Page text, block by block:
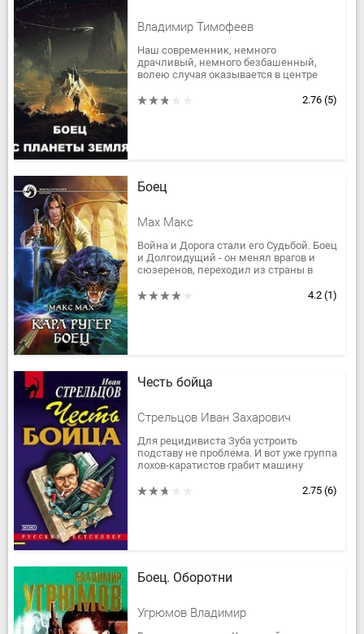
Владимир Тимофеев
Наш современник, немного
драчливый, немного безбашенный,
волею случая оказывается в центре
могущественными космическими2.76 (5)
Боец
Мах Макс
Война и Дорога стали его Судьбой. Боец
и Долгоидущий - он менял врагов и
сюзеренов, переходил из страны в
побывать и солдатом, и...
4.2 (1)
Честь бойца
Стрельцов Иван Захарович
Для рецидивиста Зуба устроить
подставу не проблема. И вот уже группа
лохов-каратистов грабит машину
долларов в мешках резаная...
2.75 (6)
Боец. Оборотни
Угрюмов Владимир